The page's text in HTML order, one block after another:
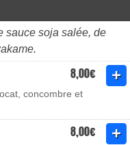
sauce soja salée, de
8,00€
concombre et
8,00€